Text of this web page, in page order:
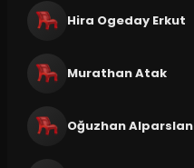
Hira Ogeday Erkut
Murathan Atak
Oğuzhan Alparslan